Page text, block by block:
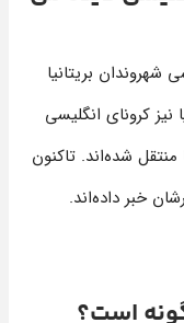
شهروندان بریتانیا
نیز کرونای انگلیسی
شده‌اند. تاکنون
است؟